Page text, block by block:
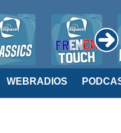
WEBRADIOS